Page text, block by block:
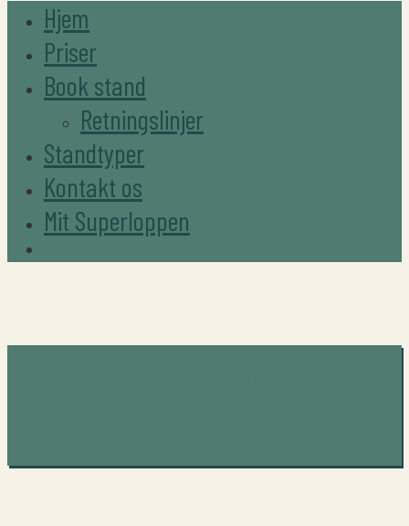
Hjem
Priser
Book stand
Retningslinjer
Standtyper
Kontakt os
Mit Superloppen